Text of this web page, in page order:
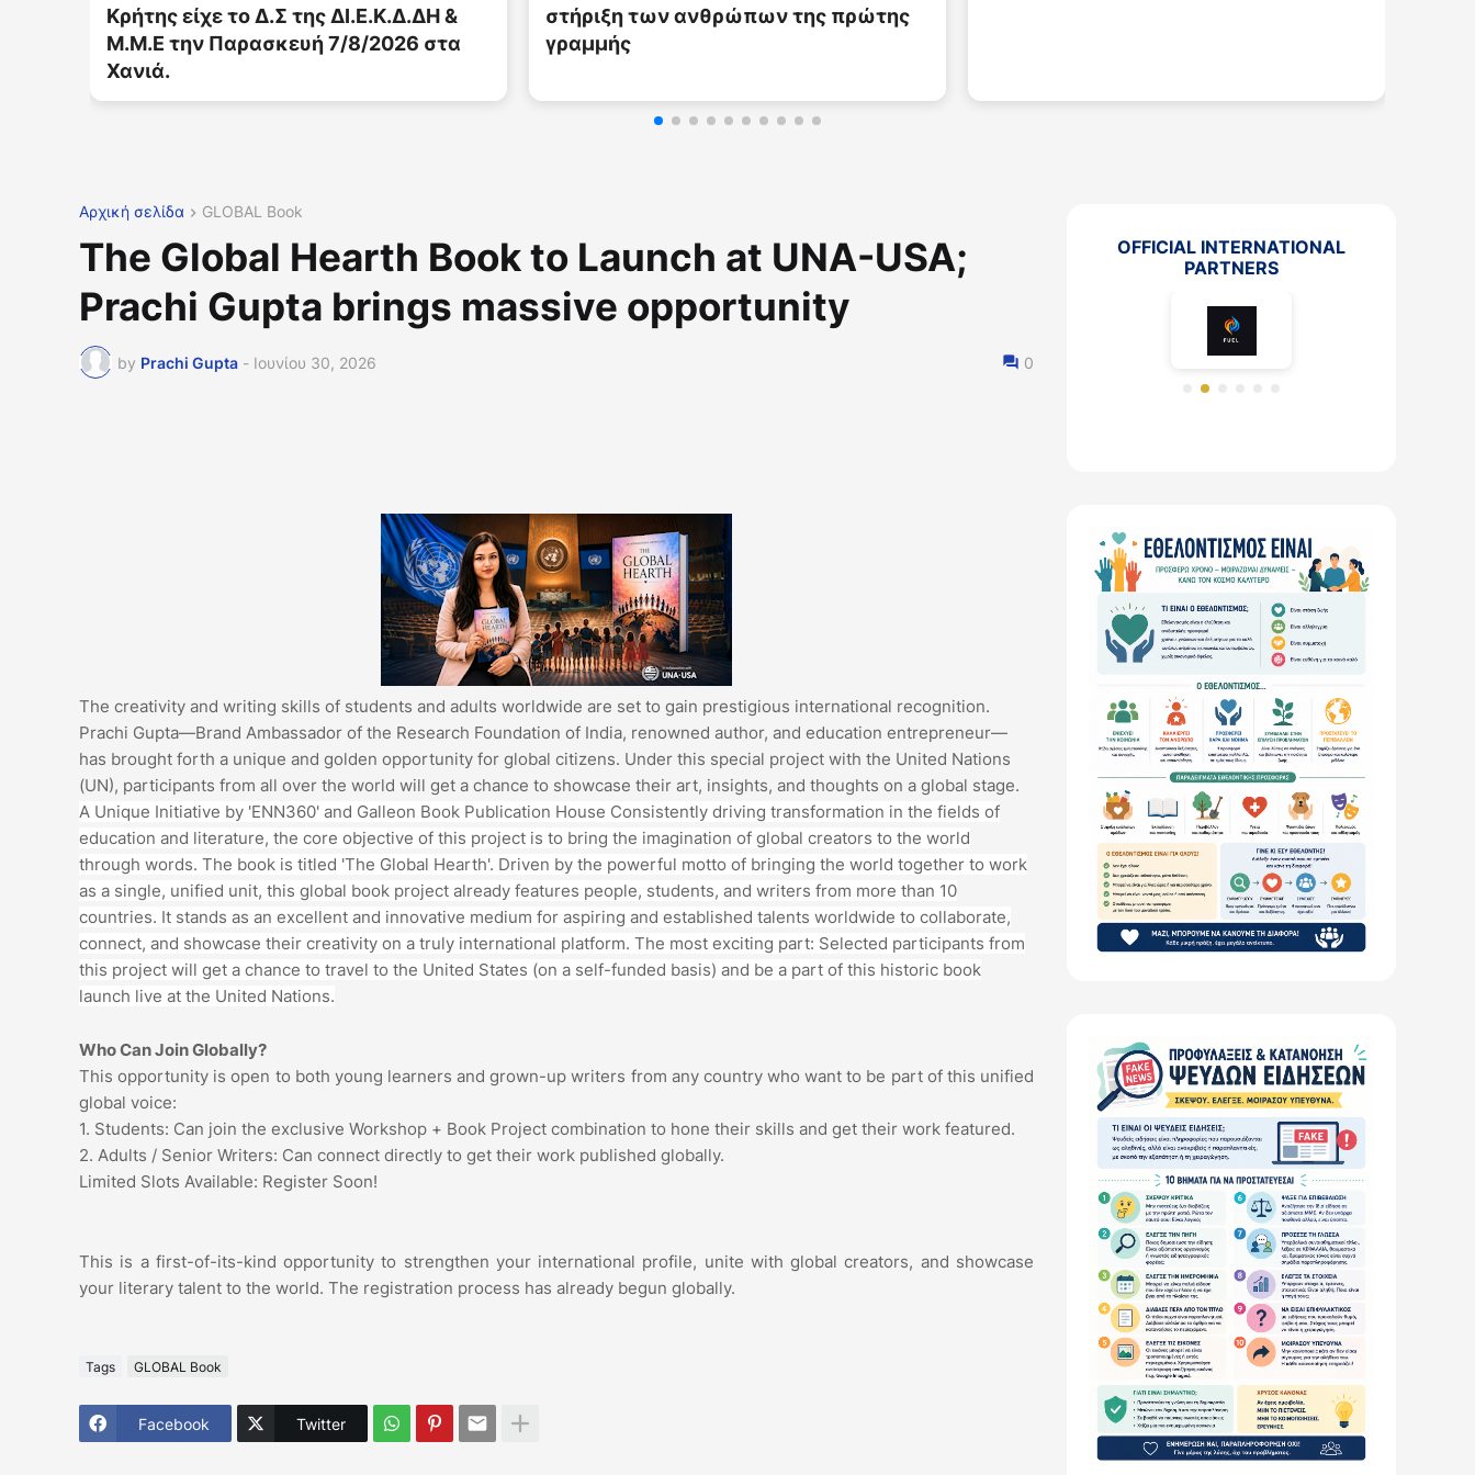
στήριξη των ανθρώπων της πρώτης
γραμμής
Αρχική σελίδα GLOBAL Book
The Global Hearth Book to Launch at UNA-USA;
Prachi Gupta brings massive opportunity
by Prachi Gupta - Ιουνίου 30, 2026 0
The creativity and writing skills of students and adults worldwide are set to gain prestigious international recognition.
Prachi Gupta—Brand Ambassador of the Research Foundation of India, renowned author, and education entrepreneur—
has brought forth a unique and golden opportunity for global citizens. Under this special project with the United Nations
(UN), participants from all over the world will get a chance to showcase their art, insights, and thoughts on a global stage.
A Unique Initiative by 'ENN360' and Galleon Book Publication House Consistently driving transformation in the fields of
education and literature, the core objective of this project is to bring the imagination of global creators to the world
through words. The book is titled 'The Global Hearth'. Driven by the powerful motto of bringing the world together to work
as a single, unified unit, this global book project already features people, students, and writers from more than 10
countries. It stands as an excellent and innovative medium for aspiring and established talents worldwide to collaborate,
connect, and showcase their creativity on a truly international platform. The most exciting part: Selected participants from
this project will get a chance to travel to the United States (on a self-funded basis) and be a part of this historic book
launch live at the United Nations.
Who Can Join Globally?
This opportunity is open to both young learners and grown-up writers from any country who want to be part of this unified
global voice:
1. Students: Can join the exclusive Workshop + Book Project combination to hone their skills and get their work featured.
2. Adults / Senior Writers: Can connect directly to get their work published globally.
Limited Slots Available: Register Soon!
This is a first-of-its-kind opportunity to strengthen your international profile, unite with global creators, and showcase
your literary talent to the world. The registration process has already begun globally.
Tags GLOBAL Book
Facebook Twitter
OFFICIAL INTERNATIONAL
PARTNERS